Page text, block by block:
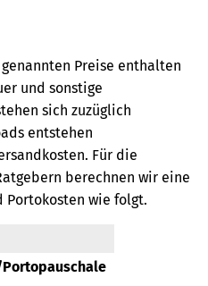
Broschüre
Buch
Preise enthalten
und sonstige
sich zuzüglich
entstehen
Für die
berechnen wir eine
Portokosten wie folgt.